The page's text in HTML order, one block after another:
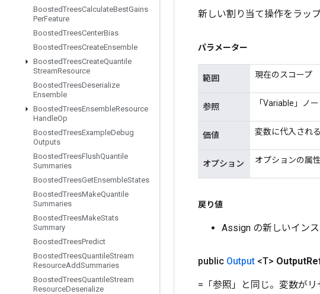
BoostedTreesCalculateBestGains
PerFeature
BoostedTreesCenterBias
BoostedTreesCreateEnsemble
BoostedTreesCreateQuantile
StreamResource
BoostedTreesDeserialize
Ensemble
BoostedTreesEnsembleResource
HandleOp
BoostedTreesExampleDebug
Outputs
BoostedTreesFlushQuantile
Summaries
BoostedTreesGetEnsembleStates
BoostedTreesMakeQuantile
Summaries
BoostedTreesMakeStats
Summary
BoostedTreesPredict
BoostedTreesQuantileStream
ResourceAddSummaries
BoostedTreesQuantileStream
ResourceDeserialize
新しい割り当て操作をラッ
パラメーター
範囲 現在のスコープ
参照 「Variable」ノ
価値 変数に代入される
オプション オプションの属
戻り値
Assign の新しいイン
public Output <T> Output
=「参照」と同じ。変数が